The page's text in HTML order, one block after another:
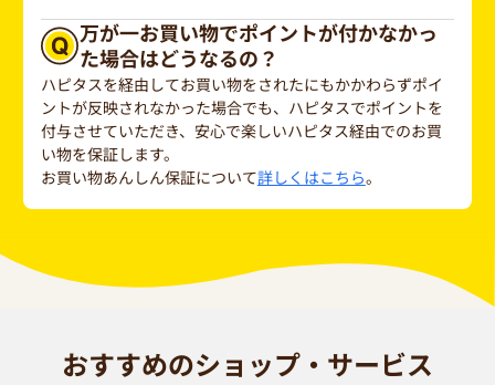
万が一お買い物でポイントが付かなかっ
た場合はどうなるの？
ハピタスを経由してお買い物をされたにもかかわらずポイ
ントが反映されなかった場合でも、ハピタスでポイントを
付与させていただき、安心で楽しいハピタス経由でのお買
い物を保証します。
お買い物あんしん保証について詳しくはこちら。
おすすめのショップ・サービス